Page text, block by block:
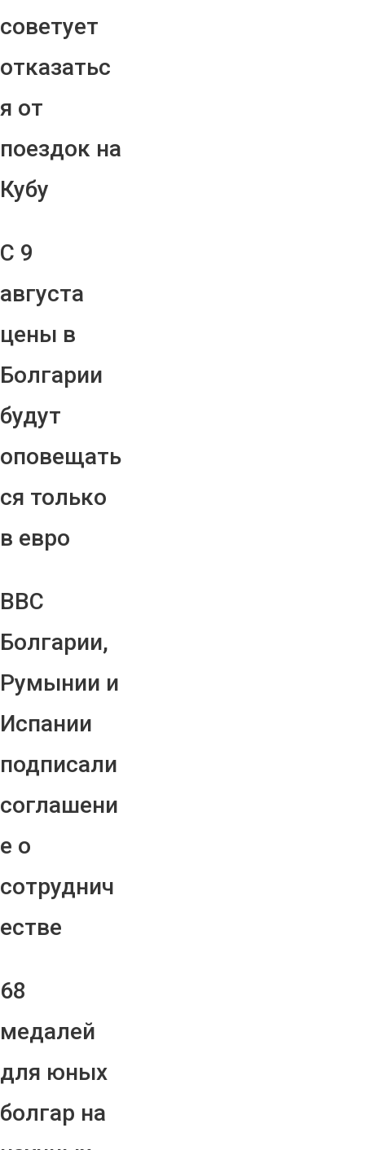
советует
отказатьс
я от
поездок на
Кубу
С 9
августа
цены в
Болгарии
будут
оповещать
ся только
в евро
ВВС
Болгарии,
Румынии и
Испании
подписали
соглашени
е о
сотруднич
естве
68
медалей
для юных
болгар на